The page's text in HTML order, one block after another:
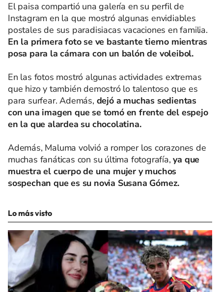
El paisa compartió una galería en su perfil de
Instagram en la que mostró algunas envidiables
postales de sus paradisiacas vacaciones en familia.
En la primera foto se ve bastante tierno mientras
posa para la cámara con un balón de voleibol.
En las fotos mostró algunas actividades extremas
que hizo y también demostró lo talentoso que es
para surfear. Además, dejó a muchas sedientas
con una imagen que se tomó en frente del espejo
en la que alardea su chocolatina.
Además, Maluma volvió a romper los corazones de
muchas fanáticas con su última fotografía, ya que
muestra el cuerpo de una mujer y muchos
sospechan que es su novia Susana Gómez.
Lo más visto